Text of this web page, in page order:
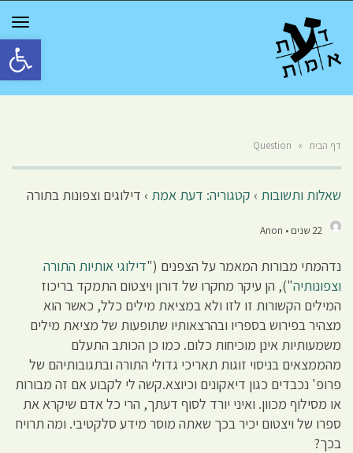
פתח
דף הבית »
Question
שאלות ותשובות › קטגוריה: דעת אמת › דילוגים וצפונות בתורה
22 שנים • Anon
נדהמתי מבורות המאמר על הצפנים ("דילוגי אותיות התורה
וצפונותיה"), הן עיקר מחקרו של דורון ויצטום התמקד בריכוז
המילים הקשורות זו לזו ולא במציאת מילים כלל, כאשר הוא
מצהיר בפירוש בספריו ובהרצאותיו שתופעות של מציאת מילים
משמעותיות אינן מוכיחות כלום. כמו כן הכותב התעלם
מהממצאים בניסוי זוגות תאריכי גדולי התורה ובתגובותיהם של
פרופ' נכבדים כגון דיאקונים וכיוצא.קשה לי לקבוע אם זה מבורות
או מסילוף מכוון. ואיני יורד לסוף דעתך, הרי כל אדם שיקרא את
ספרו של ויצטום יכיר בכך שאתה מוסר מידע סלקטיבי. ומה תרויח
בכך?